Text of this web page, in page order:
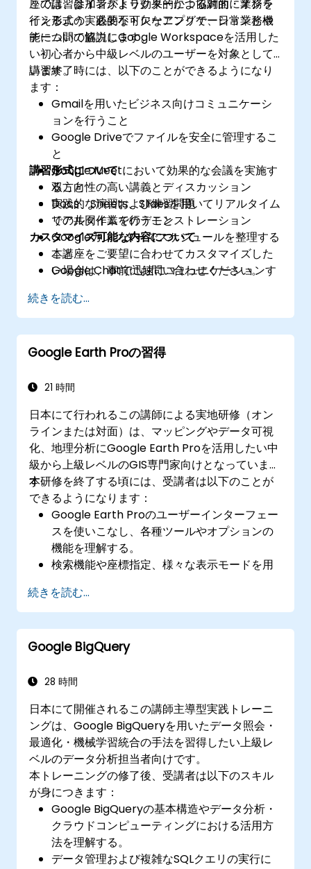
座では、参加者がより効果的かつ協調的に業務を
行えるよう、必要不可欠なアプリケーションと機
能について解説します。
この講習はインストラクターによる対面・オンラ
イン形式の実践的なトレーニングで、日常業務や
チーム間の協力にGoogle Workspaceを活用した
い初心者から中級レベルのユーザーを対象として
います。
講習終了時には、以下のことができるようになり
ます：
Gmailを用いたビジネス向けコミュニケーシ
ョンを行うこと
Google Driveでファイルを安全に管理するこ
と
Google Meetにおいて効果的な会議を実施す
ること
Docs、Sheets、Slidesを用いてリアルタイム
での共同作業を行うこと
Googleカレンダーでスケジュールを整理する
こと
Google Chatで迅速にコミュニケーションす
Googleフォームを用いてアンケートや調査票
を作成・回答収集すること
Keepおよびタスク機能でアイデアの記録や作
業管理を行うこと
講習形式について
双方向性の高い講義とディスカッション
実践的な演習および練習問題
リアルタイムでのデモンストレーション
カスタマイズ可能な内容について
本講座をご要望に合わせてカスタマイズした
い場合は、事前にお問い合わせください。
続きを読む...
Google Earth Proの習得
21 時間
日本にて行われるこの講師による実地研修（オン
ラインまたは対面）は、マッピングやデータ可視
化、地理分析にGoogle Earth Proを活用したい中
級から上級レベルのGIS専門家向けとなっていま
す。
本研修を終了する頃には、受講者は以下のことが
できるようになります：
Google Earth Proのユーザーインターフェー
スを使いこなし、各種ツールやオプションの
機能を理解する。
検索機能や座標指定、様々な表示モードを用
地点マークや経路線、ポリゴンを作成・編集
し、地理的位置情報を分析する。
3D建物、過去の画像データ、ストリートビュ
ーの活用など高度な可視化機能を利用する。
続きを読む...
Google BigQuery
28 時間
日本にて開催されるこの講師主導型実践トレーニ
ングは、Google BigQueryを用いたデータ照会・
最適化・機械学習統合の手法を習得したい上級レ
ベルのデータ分析担当者向けです。
本トレーニングの修了後、受講者は以下のスキル
が身につきます：
Google BigQueryの基本構造やデータ分析・
クラウドコンピューティングにおける活用方
法を理解する。
データ管理および複雑なSQLクエリの実行に